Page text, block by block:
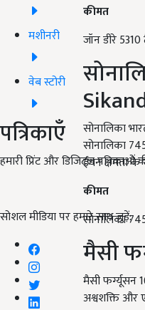
मशीनरी
वेब स्टोरी
पत्रिकाएँ
हमारी प्रिंट और डिजिटल
सोशल मीडिया पर हमारे साथ जुड़ें:
कीमत
जॉन डीरे
सोनालिका
सोनालिका
ईंधन क्षमता
कीमत
सोनालिका
मैसी
मैसी फर्ग्यूसन
अश्वशक्ति और